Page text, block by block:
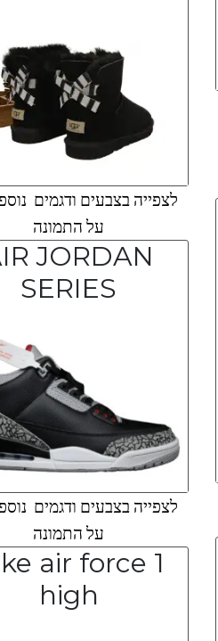
לצפייה בצבעים ודגמים
על התמונה
JORDAN
SERIES
לצפייה בצבעים ודגמים
על התמונה
air force 1
high